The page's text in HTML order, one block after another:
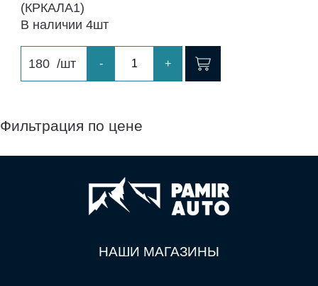
(КРКАЛА1)
В наличии 4шт
180 /шт - +
Фильтрация по цене
НАШИ МАГАЗИНЫ